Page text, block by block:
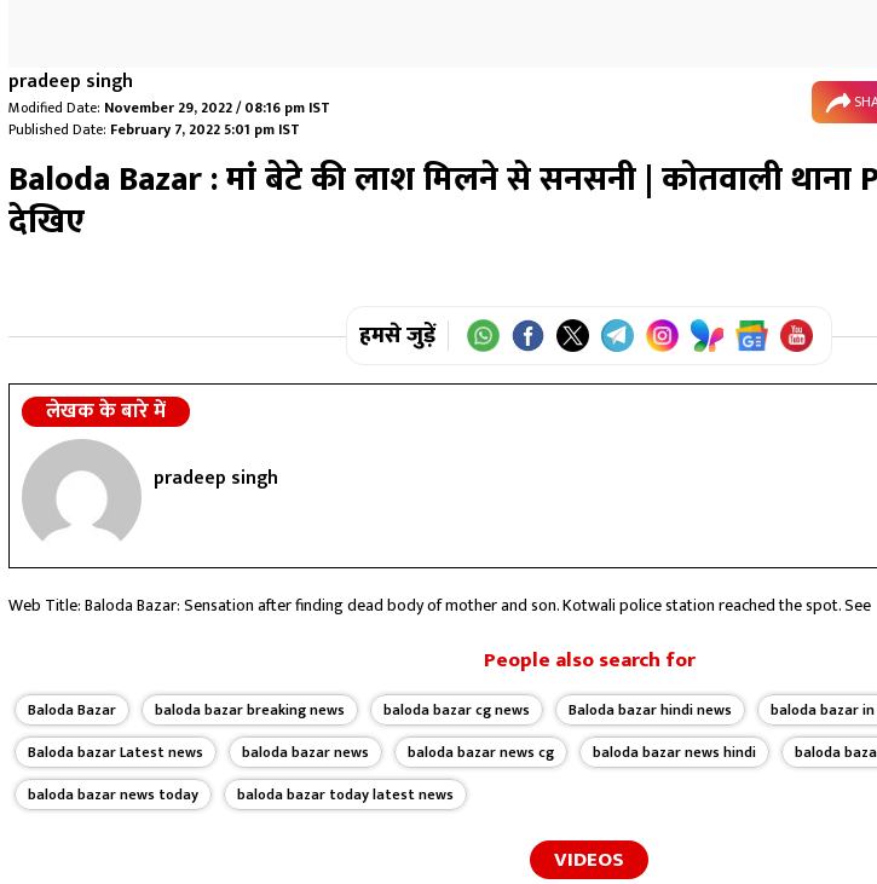
pradeep singh
Modified Date: November 29, 2022 / 08:16 pm IST
Published Date: February 7, 2022 5:01 pm IST
Baloda Bazar : मां बेटे की लाश मिलने से सनसनी | कोतवाली थाना
देखिए
हमसे जुड़ें
लेखक के बारे में
pradeep singh
Web Title: Baloda Bazar: Sensation after finding dead body of mother and son. Kotwali police station reached the spot. See
People also search for
Baloda Bazar baloda bazar breaking news baloda bazar cg news Baloda bazar hindi news
baloda bazar
Baloda bazar Latest news
baloda bazar news baloda bazar news cg baloda bazar news hindi
baloda
baloda bazar news today
baloda bazar today latest news
VIDEOS